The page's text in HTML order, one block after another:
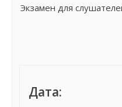
Экзамен для
Дата: